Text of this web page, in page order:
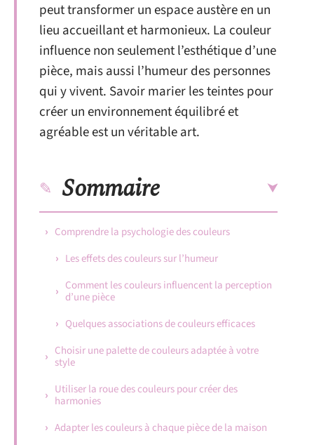
peut transformer un espace austère en un
lieu accueillant et harmonieux. La couleur
influence non seulement l’esthétique d’une
pièce, mais aussi l’humeur des personnes
qui y vivent. Savoir marier les teintes pour
créer un environnement équilibré et
agréable est un véritable art.
Sommaire
Comprendre la psychologie des couleurs
Les effets des couleurs sur l’humeur
Comment les couleurs influencent la perception
d’une pièce
Quelques associations de couleurs efficaces
Choisir une palette de couleurs adaptée à votre
style
Utiliser la roue des couleurs pour créer des
harmonies
Adapter les couleurs à chaque pièce de la maison